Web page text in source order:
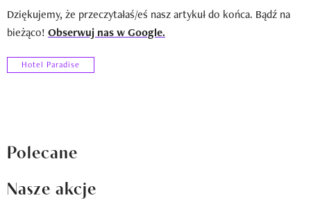
Dziękujemy, że przeczytałaś/eś nasz artykuł do końca. Bądź na
bieżąco! Obserwuj nas w Google.
Hotel Paradise
Polecane
Nasze akcje